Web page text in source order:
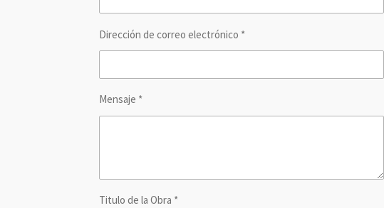
Dirección de correo electrónico *
Mensaje *
Titulo de la Obra *